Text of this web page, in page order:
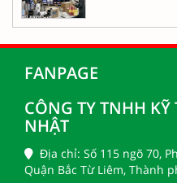
FANPAGE
CÔNG TY TNHH
NHẬT
Địa chỉ: Số 115 ngõ 70,
Quận Bắc Từ Liêm, Thành